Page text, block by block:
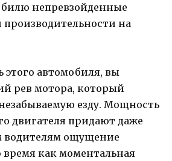
непревзойденные
на
этого автомобиля, вы
рев мотора, который
езду. Мощность
двигателя придают даже
ощущение
время как моментальная